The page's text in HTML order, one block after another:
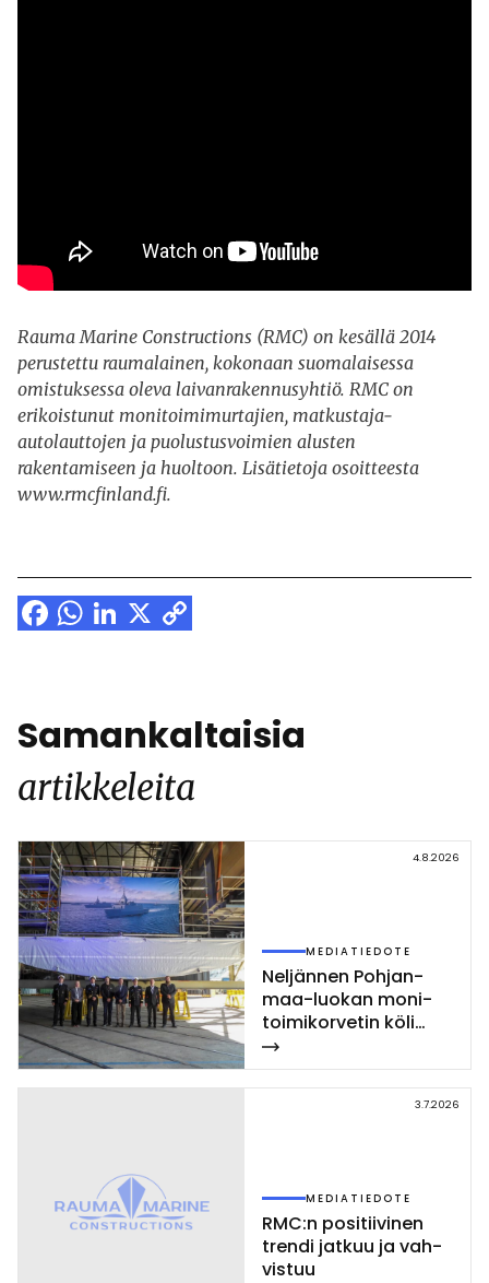
Rauma Marine Constructions (RMC) on kesällä 2014
perustettu raumalainen, kokonaan suomalaisessa
omistuksessa oleva laivanrakennusyhtiö. RMC on
erikoistunut monitoimimurtajien, matkustaja-
autolauttojen ja puolustusvoimien alusten
rakentamiseen ja huoltoon. Lisätietoja osoitteesta
www.rmcfinland.fi.
Samankaltaisia
artikkeleita
4.8.2026
MEDIATIEDOTE
Nel­jän­nen Poh­jan­
maa-luo­kan mo­ni­
toi­mi­kor­ve­tin kö­li
las­ket­tiin Rau­mal­la
3.7.2026
MEDIATIEDOTE
RMC:n po­si­tii­vi­nen
tren­di jat­kuu ja vah­
vis­tuu